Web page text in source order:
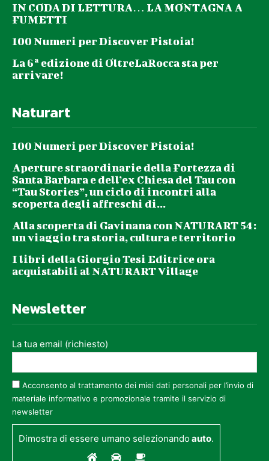
IN CODA DI LETTURA… LA MONTAGNA A
FUMETTI
100 Numeri per Discover Pistoia!
La 6ª edizione di OltreLaRocca sta per
arrivare!
Naturart
100 Numeri per Discover Pistoia!
Aperture straordinarie della Fortezza di
Santa Barbara e dell’ex Chiesa del Tau con
“Tau Stories”, un ciclo di incontri alla
scoperta degli affreschi di...
Alla scoperta di Gavinana con NATURART 54:
un viaggio tra storia, cultura e territorio
I libri della Giorgio Tesi Editrice ora
acquistabili al NATURART Village
Newsletter
La tua email (richiesto)
Acconsento al trattamento dei miei dati personali per l’invio di
materiale informativo e promozionale tramite il servizio di
newsletter
Dimostra di essere umano selezionandoauto.